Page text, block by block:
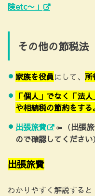
険etc〜」
その他の節税法
家族を役員にして、 所
「個人」でなく「法
や相続税の節約をする
出張旅費
⇦（出張
ので確認してください）
出張旅費
わかりやすく解説すると